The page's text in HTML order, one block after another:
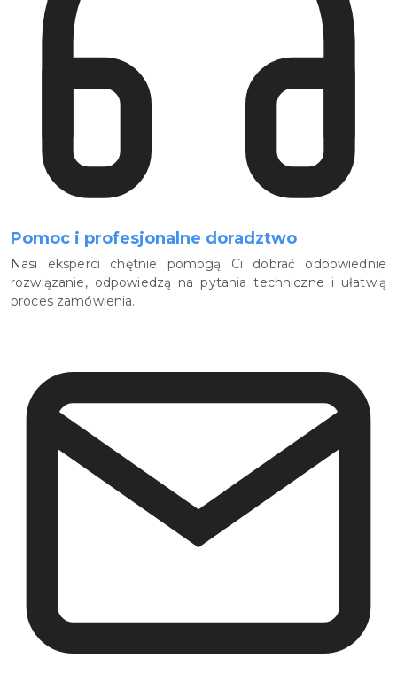
Pomoc i profesjonalne doradztwo
Nasi eksperci chętnie pomogą Ci dobrać odpowiednie
rozwiązanie, odpowiedzą na pytania techniczne i ułatwią
proces zamówienia.